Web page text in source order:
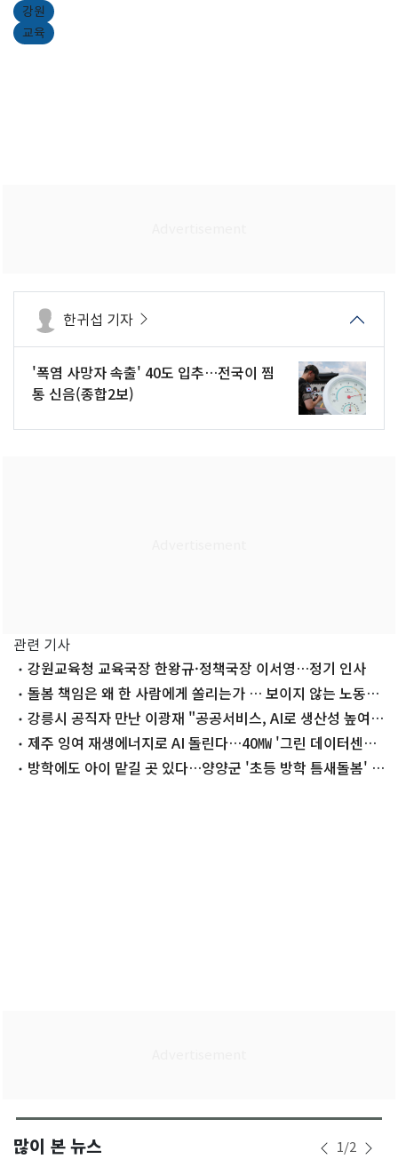
강원
교육
한귀섭 기자
'폭염 사망자 속출' 40도 입추…전국이 찜
통 신음(종합2보)
관련 기사
강원교육청 교육국장 한왕규·정책국장 이서영…정기 인사
돌봄 책임은 왜 한 사람에게 쏠리는가 … 보이지 않는 노동
'돌봄'
강릉시 공직자 만난 이광재 "공공서비스, AI로 생산성 높여
야"제주 잉여 재생에너지로 AI 돌린다…40㎿ '그린 데이터센터'
첫 발
방학에도 아이 맡길 곳 있다…양양군 '초등 방학 틈새돌봄' 운
많이 본 뉴스 1/2